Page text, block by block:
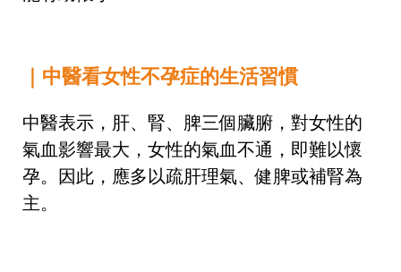
｜中醫看女性不孕症的生活習慣
中醫表示，肝、腎、脾三個臟腑，對女性的
氣血影響最大，女性的氣血不通，即難以懷
孕。因此，應多以疏肝理氣、健脾或補腎為
主。